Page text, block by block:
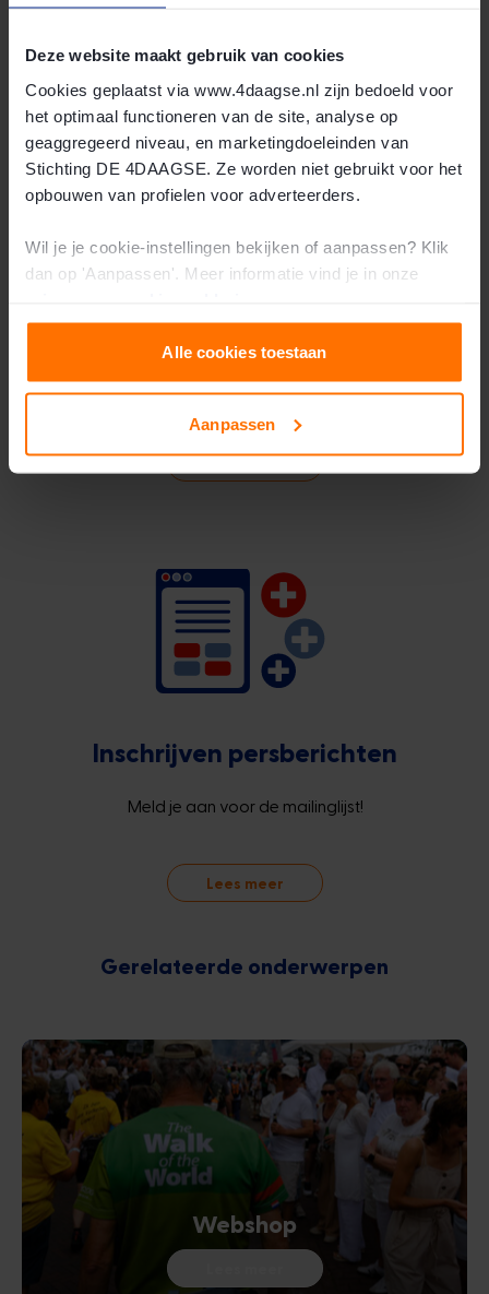
Deze website maakt gebruik van cookies
Cookies geplaatst via www.4daagse.nl zijn bedoeld voor
het optimaal functioneren van de site, analyse op
geaggregeerd niveau, en marketingdoeleinden van
Stichting DE 4DAAGSE. Ze worden niet gebruikt voor het
opbouwen van profielen voor adverteerders.
Wil je je cookie-instellingen bekijken of aanpassen? Klik
dan op 'Aanpassen'. Meer informatie vind je in onze
Alle cookies toestaan
Aanpassen
Bereikbaarheid perscentrum
Alle informatie over het perscentrum is hier te vinden.
Lees meer
Inschrijven persberichten
Meld je aan voor de mailinglijst!
Lees meer
Gerelateerde onderwerpen
Webshop